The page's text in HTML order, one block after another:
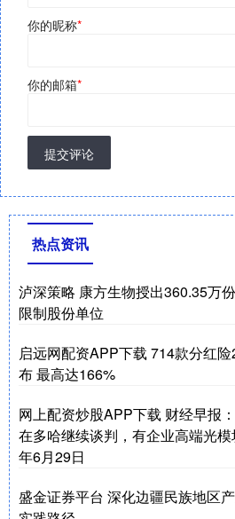
你的昵称*
你的邮箱*
提交评论
热点资讯
泸深策略 康方生物授出360.35万
限制股份单位
启远网配资APP下载 714款分红
布 最高达166%
网上配资炒股APP下载 财经早报
在多哈继续谈判，有企业高端光
年6月29日
盛金证券平台 深化边疆民族地区